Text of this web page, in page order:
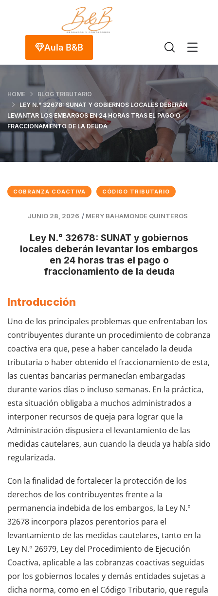
Aula B&B
HOME
BLOG TRIBUTARIO
LEY N.° 32678: SUNAT Y GOBIERNOS LOCALES DEBERÁN
LEVANTAR LOS EMBARGOS EN 24 HORAS TRAS EL PAGO O
FRACCIONAMIENTO DE LA DEUDA
COBRANZA COACTIVA CÓDIGO TRIBUTARIO
JUNIO 28, 2026 / MERY BAHAMONDE QUINTEROS
Ley N.° 32678: SUNAT y gobiernos
locales deberán levantar los embargos
en 24 horas tras el pago o
fraccionamiento de la deuda
Introducción
Uno de los principales problemas que enfrentaban los
contribuyentes durante un procedimiento de cobranza
coactiva era que, pese a haber cancelado la deuda
tributaria o haber obtenido el fraccionamiento de esta,
las cuentas bancarias permanecían embargadas
durante varios días o incluso semanas. En la práctica,
esta situación obligaba a muchos administrados a
interponer recursos de queja para lograr que la
Administración dispusiera el levantamiento de las
medidas cautelares, aun cuando la deuda ya había sido
regularizada.
Con la finalidad de fortalecer la protección de los
derechos de los contribuyentes frente a la
permanencia indebida de los embargos, la Ley N.°
32678 incorpora plazos perentorios para el
levantamiento de las medidas cautelares, tanto en la
Ley N.° 26979, Ley del Procedimiento de Ejecución
Coactiva, aplicable a las cobranzas coactivas seguidas
por los gobiernos locales y demás entidades sujetas a
dicha norma, como en el Código Tributario, que regula